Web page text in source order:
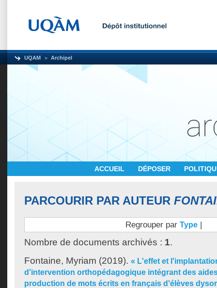
UQAM Archipel
ACCUEIL DÉPOSER
PARCOURIR PAR AUTEUR
Regrouper par Type |
Nombre de documents archivés : 1.
Fontaine, Myriam (2019). « L'effet et
d'intervention orthopédagogique intégrant des
production de mots écrits en français d'élèves